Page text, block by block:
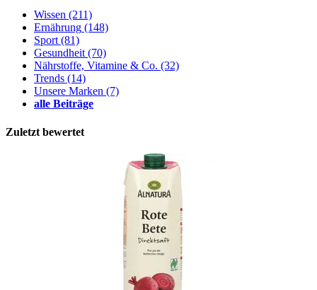
Wissen (211)
Ernährung (148)
Sport(81)
Gesundheit(70)
Nährstoffe, Vitamine & Co. (32)
Trends (14)
Unsere Marken (7)
alle Beiträge
Zuletzt bewertet